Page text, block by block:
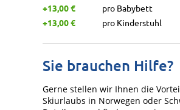
+13,00 €
pro Babybett
+13,00 €
pro Kinderstuhl
Sie brauchen Hilfe?
Gerne stellen wir Ihnen die
Skiurlaubs in Norwegen oder